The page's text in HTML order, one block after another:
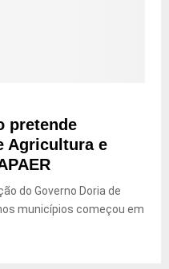
pretende
Agricultura e
do Governo Doria de
municípios começou em